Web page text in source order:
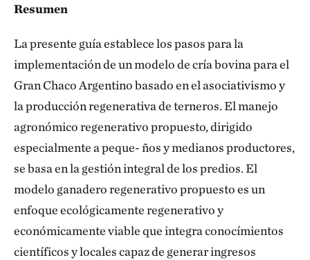
Resumen
La presente guía establece los pasos para la
implementación de un modelo de cría bovina para el
Gran Chaco Argentino basado en el asociativismo y
la producción regenerativa de terneros. El manejo
agronómico regenerativo propuesto, dirigido
especialmente a peque- ños y medianos productores,
se basa en la gestión integral de los predios. El
modelo ganadero regenerativo propuesto es un
enfoque ecológicamente regenerativo y
económicamente viable que integra conocímientos
científicos y locales capaz de generar ingresos